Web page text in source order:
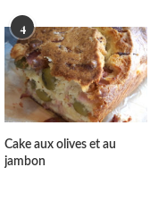
4
Cake aux olives et au
jambon